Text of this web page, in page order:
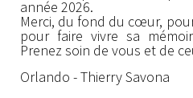
année 2026.
Merci, du fond du cœur,
pour faire vivre sa
Prenez soin de vous et de
Orlando - Thierry Savona